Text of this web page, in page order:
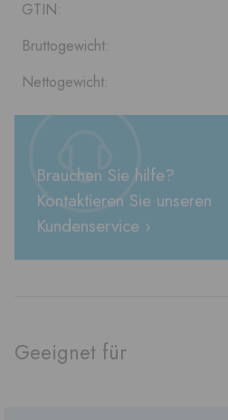
GTIN:
Bruttogewicht:
Nettogewicht:
Brauchen Sie hilfe?
Kontaktieren Sie unseren
Kundenservice ›
Geeignet für